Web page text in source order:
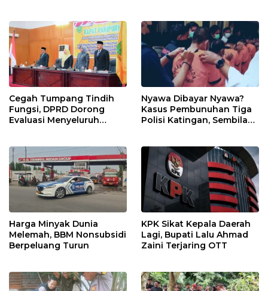
Cegah Tumpang Tindih
Fungsi, DPRD Dorong
Evaluasi Menyeluruh
Nyawa Dibayar Nyawa?
Kasus Pembunuhan Tiga
Polisi Katingan, Sembilan
Harga Minyak Dunia
Melemah, BBM Nonsubsidi
Berpeluang Turun
KPK Sikat Kepala Daerah
Lagi, Bupati Lalu Ahmad
Zaini Terjaring OTT